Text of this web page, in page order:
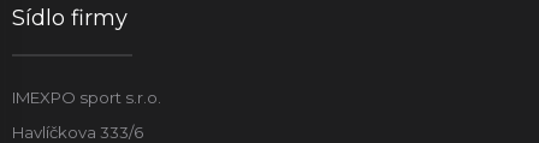
Sídlo firmy
IMEXPO sport s.r.o.
Havlíčkova 333/6